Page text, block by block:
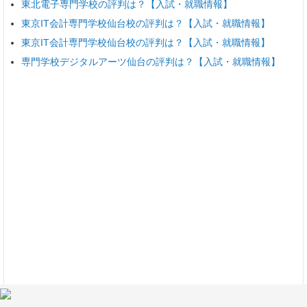
東北電子専門学校の評判は？【入試・就職情報】
東京IT会計専門学校仙台校の評判は？【入試・就職情報】
東京IT会計専門学校仙台校の評判は？【入試・就職情報】
専門学校デジタルアーツ仙台の評判は？【入試・就職情報】